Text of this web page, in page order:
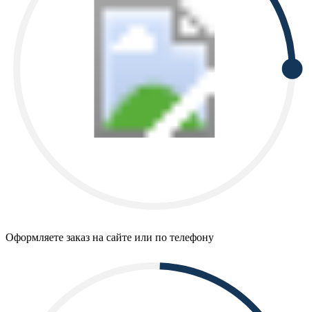
Оформляете заказ на сайте или по телефону